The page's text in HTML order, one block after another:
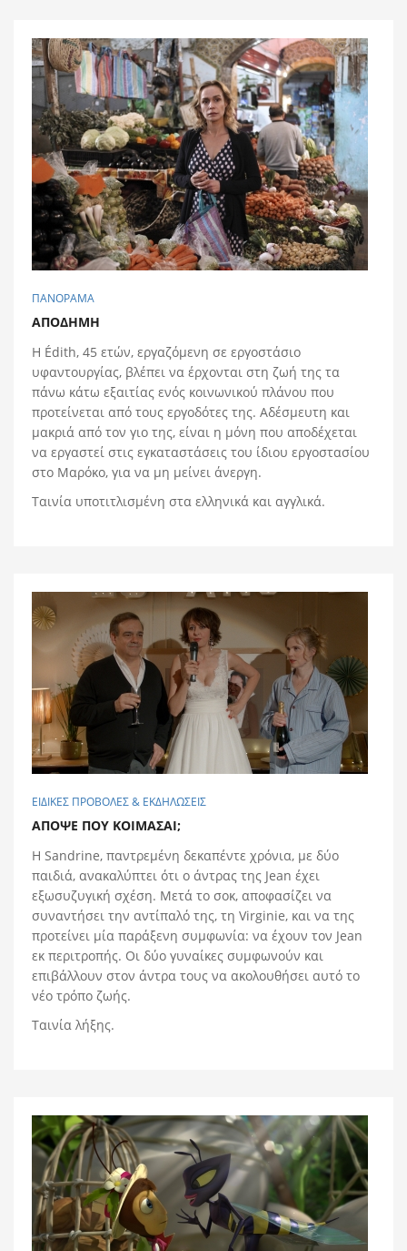
ΠΑΝΟΡΑΜΑ
ΑΠOΔΗΜΗ
Η Édith, 45 ετών, εργαζόμενη σε εργοστάσιο
υφαντουργίας, βλέπει να έρχονται στη ζωή της τα
πάνω κάτω εξαιτίας ενός κοινωνικού πλάνου που
προτείνεται από τους εργοδότες της. Αδέσμευτη και
μακριά από τον γιο της, είναι η μόνη που αποδέχεται
να εργαστεί στις εγκαταστάσεις του ίδιου εργοστασίου
στο Μαρόκο, για να μη μείνει άνεργη.
Ταινία υποτιτλισμένη στα ελληνικά και αγγλικά.
ΕΙΔΙΚΕΣ ΠΡΟΒΟΛΕΣ & ΕΚΔΗΛΩΣΕΙΣ
ΑΠΟΨΕ ΠΟΥ ΚΟΙΜΑΣΑΙ;
H Sandrine, παντρεμένη δεκαπέντε χρόνια, με δύο
παιδιά, ανακαλύπτει ότι ο άντρας της Jean έχει
εξωσυζυγική σχέση. Μετά το σοκ, αποφασίζει να
συναντήσει την αντίπαλό της, τη Virginie, και να της
προτείνει μία παράξενη συμφωνία: να έχουν τον Jean
εκ περιτροπής. Οι δύο γυναίκες συμφωνούν και
επιβάλλουν στον άντρα τους να ακολουθήσει αυτό το
νέο τρόπο ζωής.
Ταινία λήξης.